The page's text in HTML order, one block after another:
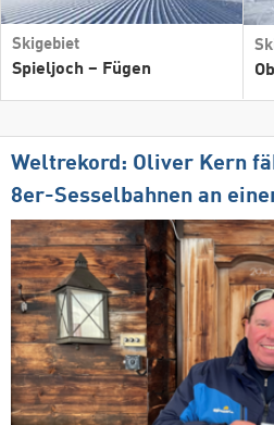
Skigebiet
Spieljoch – Fügen
Weltrekord: Oliver Kern
8er-Sesselbahnen an